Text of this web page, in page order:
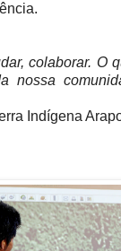
colaborar. O
nossa
Indígena